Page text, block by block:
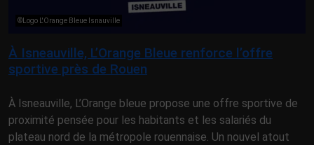
©Logo L'Orange Bleue Isnauville
À Isneauville, L’Orange Bleue renforce l’offre
sportive près de Rouen
À Isneauville, L’Orange bleue propose une offre sportive de
proximité pensée pour les habitants et les salariés du
plateau nord de la métropole rouennaise. Un nouvel atout